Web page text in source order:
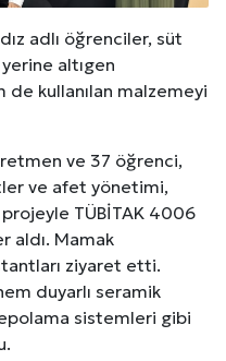
adlı öğrenciler, süt
altıgen
de kullanılan malzemeyi
ve 37 öğrenci,
ve afet yönetimi,
projeyle TÜBİTAK 4006
aldı. Mamak
ziyaret etti.
duyarlı seramik
sistemleri gibi